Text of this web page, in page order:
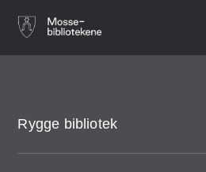
Rygge bibliotek